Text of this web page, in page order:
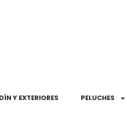
Y EXTERIORES PELUCHES